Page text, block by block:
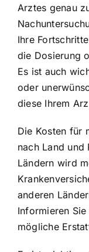
Arztes genau
Ihre
die Dosierung
Es ist auch
oder
diese Ihrem
Die Kosten für
nach Land und
Ländern wird
anderen
Informieren
mögliche